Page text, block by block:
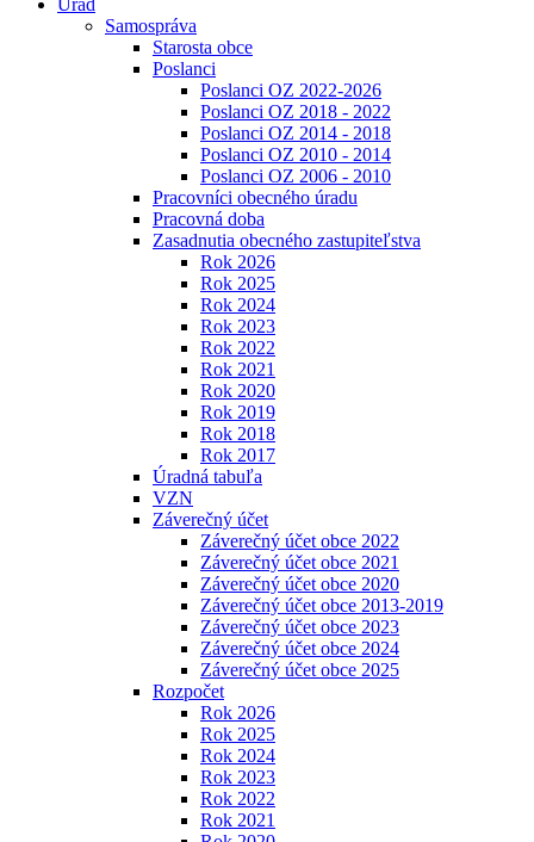
Úrad
Samospráva
Starosta obce
Poslanci
Poslanci OZ 2022-2026
Poslanci OZ 2018 - 2022
Poslanci OZ 2014 - 2018
Poslanci OZ 2010 - 2014
Poslanci OZ 2006 - 2010
Pracovníci obecného úradu
Pracovná doba
Zasadnutia obecného zastupiteľstva
Rok 2026
Rok 2025
Rok 2024
Rok 2023
Rok 2022
Rok 2021
Rok 2020
Rok 2019
Rok 2018
Rok 2017
Úradná tabuľa
VZN
Záverečný účet
Záverečný účet obce 2022
Záverečný účet obce 2021
Záverečný účet obce 2020
Záverečný účet obce 2013-2019
Záverečný účet obce 2023
Záverečný účet obce 2024
Záverečný účet obce 2025
Rozpočet
Rok 2026
Rok 2025
Rok 2024
Rok 2023
Rok 2022
Rok 2021